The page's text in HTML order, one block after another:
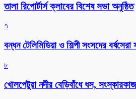
‎তালা রিপোর্টার্স ক্লাবের বিশেষ সভা অনুষ্ঠিত
৭
বন্ধন টেলিমিডিয়া ও শিল্পী সংসদের বর্ষসেরা
৮
খোলপেটুয়া নদীর বেড়িবাঁধে ধস,